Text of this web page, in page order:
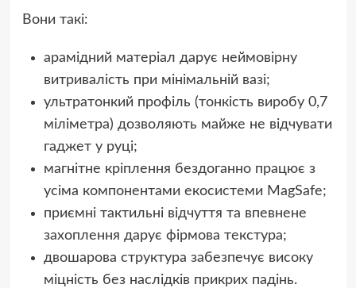
Вони такі:
арамідний матеріал дарує неймовірну
витривалість при мінімальній вазі;
ультратонкий профіль (тонкість виробу 0,7
міліметра) дозволяють майже не відчувати
гаджет у руці;
магнітне кріплення бездоганно працює з
усіма компонентами екосистеми MagSafe;
приємні тактильні відчуття та впевнене
захоплення дарує фірмова текстура;
двошарова структура забезпечує високу
міцність без наслідків прикрих падінь.